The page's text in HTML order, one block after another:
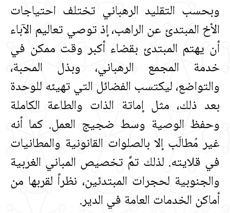
وبحسب التقليد الرهباني تختلف احتياجات
الأخ المبتدئ عن الراهب، إذ توصي تعاليم الآباء
أن يهتم المبتدئ بقضاء أكبر وقت ممكن في
خدمة المجمع الرهباني، وبذل المحبة،
والتواضع، ليكتسب الفضائل التي تهيئه للوحدة
بعد ذلك، مثل إماتة الذات والطاعة الكاملة
وحفظ الوصية وسط ضجيج العمل‏.‏ كما أنه
غير مُطالَب إلا بالصلوات القانونية والمطانيات
في قلايته‏.‏ لذلك تمَّ تخصيص المباني الغربية
والجنوبية لحجرات المبتدئين، نظراً لقربها من
أماكن الخدمات العامة في الدير‏.‏